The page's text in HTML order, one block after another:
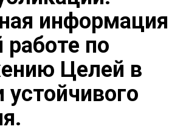
информация
по
Целей в
устойчивого